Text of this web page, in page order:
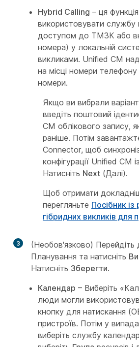
Hybrid Calling – ця
використовувати службу
доступом до ТМЗК або
номера) у локальній
викликами. Unified CM
на місці номери телефону
номери.
Якщо ви вибрали
введіть поштовий
CM облікового запису,
раніше. Потім
Connector, щоб
конфігурації Unified CM
Натисніть Next (Далі).
Щоб отримати
перегляньте Посібник із
гібридних викликів для
3 (Необов'язково) Перейдіть
Планування та натисніть
Натисніть Зберегти.
Календар – Виберіть
люди могли
кнопку для натискання
пристроїв. Потім у
виберіть службу